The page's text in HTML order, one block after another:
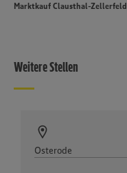
Marktkauf Clausthal-Zellerfeld
Weitere Stellen
Osterode